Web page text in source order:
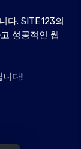
다. SITE123의
성공적인 웹
니다!